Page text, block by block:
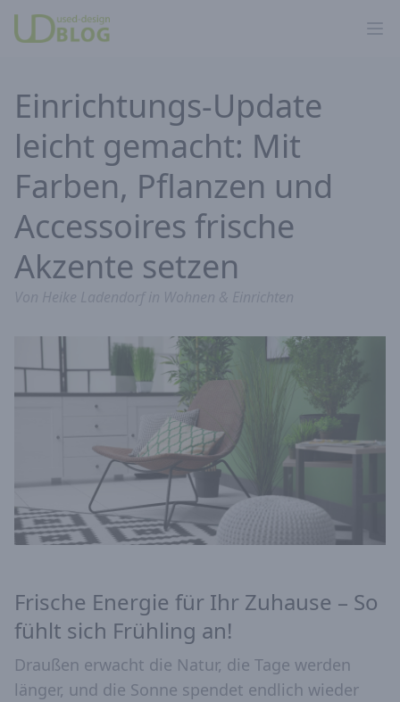
Einrichtungs-Update
leicht gemacht: Mit
Farben, Pflanzen und
Accessoires frische
Akzente setzen
Frische Energie für Ihr Zuhause – So
fühlt sich Frühling an!
Draußen erwacht die Natur, die Tage werden
länger, und die Sonne spendet endlich wieder